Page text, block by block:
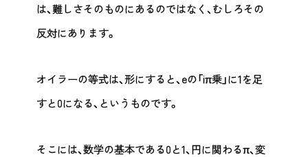
は、難しさそのものにあるのではなく、むしろその
反対にあります。
オイラーの等式は、形にすると、eの「iπ乗」に1を足
すと0になる、というものです。
そこには、数学の基本である0と1、円に関わるπ、変